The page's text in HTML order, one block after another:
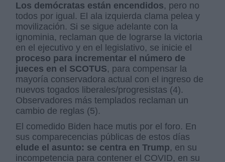
Los demócratas están encendidos, pero no
todos por igual. El ala izquierda clama pelea y
movilización. Si se sigue adelante con la
ignominia, reclaman que de lograrse la victoria
en el ejecutivo y en el legislativo, se inicie el
proceso para incrementar el número de
jueces en el SCOTUS, para compensar la
mayoría conservadora actual con el ingreso de
nuevos togados liberales/progresistas (4).
Observadores más templados reclaman un
cambio de reglas (5).
El comedido Biden hace mutis por el foro. En
sus comparecencias públicas de estos días
elude el asunto: se centra en Trump, en su
incompetencia para contener el COVID, en su